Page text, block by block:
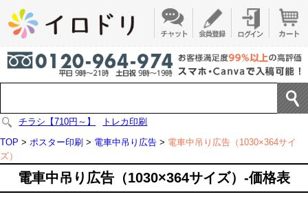
チラシ【710円～】
トレカ印刷
TOP > ポスター印刷 > 電車中吊り広告 > 電車中吊り広告（1030×364サイ
ズ）
電車中吊り広告（1030×364サイズ）-価格表